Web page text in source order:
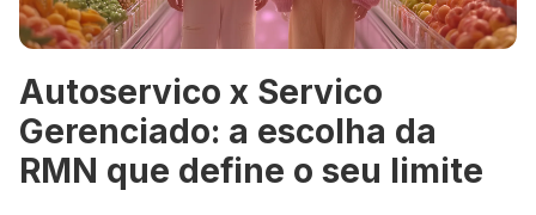
Autoservico x Servico
Gerenciado: a escolha da
RMN que define o seu limite